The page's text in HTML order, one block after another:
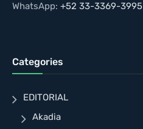
WhatsApp: +52 33-3369-3995
Categories
EDITORIAL
Akadia